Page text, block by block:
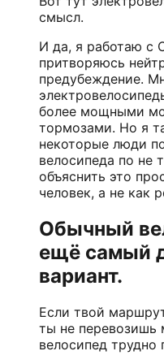
смысл.
И да, я работаю с
притворяюсь
предубеждение.
более мощными
тормозами. Но я
некоторые люди
велосипеда по не
объяснить это
человек, а не как
Обычный
ещё самый
вариант.
Если твой
ты не перевозишь
велосипед трудно